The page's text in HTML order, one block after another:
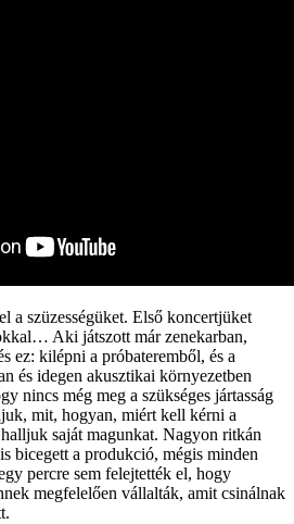
a szüzességüket. Első koncertjüket
Aki játszott már zenekarban,
ez: kilépni a próbateremből, és a
és idegen akusztikai környezetben
nincs még meg a szükséges jártasság
mit, hogyan, miért kell kérni a
saját magunkat. Nagyon ritkán
bicegett a produkció, mégis minden
percre sem felejtették el, hogy
megfelelően vállalták, amit csinálnak